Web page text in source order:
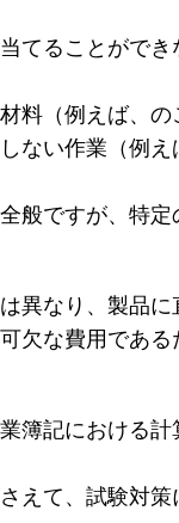
てることがで
料（例えば、の
ない作業（例
般ですが、特
異なり、製品
欠な費用であ
簿記における
えて、試験対策